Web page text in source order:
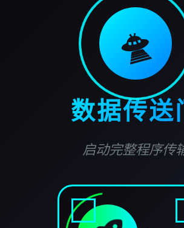
🛸
数据传送
启动完整程序传